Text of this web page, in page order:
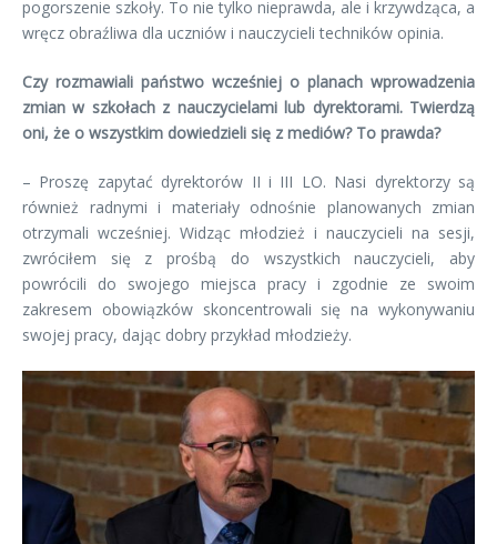
pogorszenie szkoły. To nie tylko nieprawda, ale i krzywdząca, a
wręcz obraźliwa dla uczniów i nauczycieli techników opinia.
Czy rozmawiali państwo wcześniej o planach wprowadzenia
zmian w szkołach z nauczycielami lub dyrektorami. Twierdzą
oni, że o wszystkim dowiedzieli się z mediów? To prawda?
– Proszę zapytać dyrektorów II i III LO. Nasi dyrektorzy są
również radnymi i materiały odnośnie planowanych zmian
otrzymali wcześniej. Widząc młodzież i nauczycieli na sesji,
zwróciłem się z prośbą do wszystkich nauczycieli, aby
powrócili do swojego miejsca pracy i zgodnie ze swoim
zakresem obowiązków skoncentrowali się na wykonywaniu
swojej pracy, dając dobry przykład młodzieży.